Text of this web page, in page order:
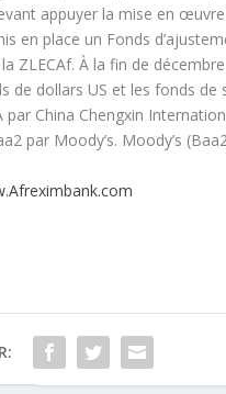
appuyer la mise en
en place un Fonds
ZLECAf. À la fin de
de dollars US et les fonds de
China Chengxin
par Moody’s. Moody’s